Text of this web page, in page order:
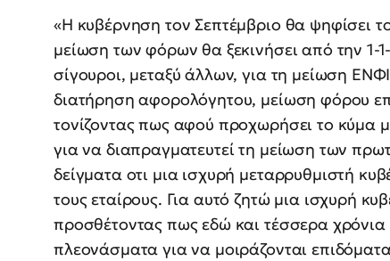
«Η κυβέρνηση τον Σεπτέμβριο θα ψηφίσει
μείωση των φόρων θα ξεκινήσει από την 1-
σίγουροι, μεταξύ άλλων, για τη μείωση
διατήρηση αφορολόγητου, μείωση φόρου
τονίζοντας πως αφού προχωρήσει το κύμα
για να διαπραγματευτεί τη μείωση των
δείγματα οτι μια ισχυρή μεταρρυθμιστή
τους εταίρους. Για αυτό ζητώ μια ισχυρή
προσθέτοντας πως εδώ και τέσσερα χρόνια
πλεονάσματα για να μοιράζονται